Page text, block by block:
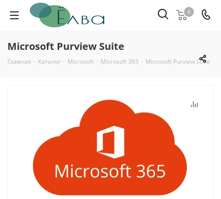
0
Microsoft Purview Suite
Главная - Каталог - Microsoft - Microsoft 365 - Microsoft Purview Suite